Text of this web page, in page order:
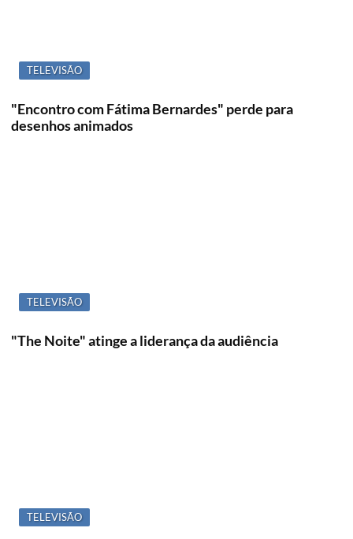
TELEVISÃO
"Encontro com Fátima Bernardes" perde para
desenhos animados
TELEVISÃO
"The Noite" atinge a liderança da audiência
TELEVISÃO